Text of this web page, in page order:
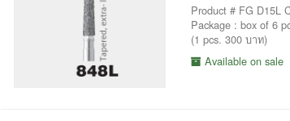
Product # FG D15L
Package : box of 6
(1 pcs. 300 บาท)
Available on sale